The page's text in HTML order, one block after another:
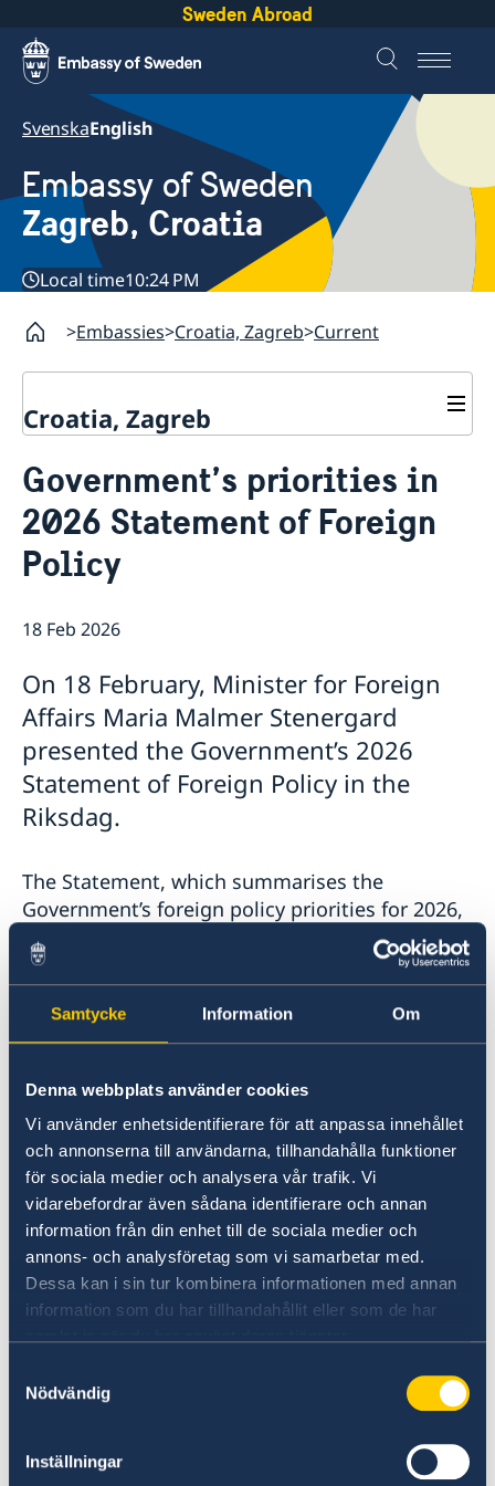
Samtycke Information Om
Denna webbplats använder cookies
Vi använder enhetsidentifierare för att anpassa innehållet
och annonserna till användarna, tillhandahålla funktioner
för sociala medier och analysera vår trafik. Vi
vidarebefordrar även sådana identifierare och annan
information från din enhet till de sociala medier och
annons- och analysföretag som vi samarbetar med.
Dessa kan i sin tur kombinera informationen med annan
information som du har tillhandahållit eller som de har
Nödvändig
Inställningar
Sweden Abroad
SvenskaEnglish
Embassy of Sweden
Zagreb, Croatia
Local time10:24 PM
Embassies Croatia, Zagreb Current
Croatia, Zagreb
Current
About us
Government’s priorities in
2026 Statement of Foreign
Policy
18 Feb 2026
On 18 February, Minister for Foreign
Affairs Maria Malmer Stenergard
presented the Government’s 2026
Statement of Foreign Policy in the
Riksdag.
The Statement, which summarises the
Government’s foreign policy priorities for 2026,
contains a number of focus areas:
Support to Ukraine and increased pressure
on Russia.
Stronger cooperation in security and trade.
Gender equality and women’s
“We have chosen to protect the security of
Sweden and the Swedish people. Sweden’s
NATO membership makes our country more
secure. We do not stand alone in troubled
times,” says Minister for Foreign Affairs Maria
Malmer Stenergard.